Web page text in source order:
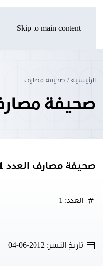
Skip to main content
الرئيسية صحيفة مصارف
صحيفة مصارف
صحيفة مصارف العدد 1
العدد: 1
تاريخ النشر: 2012-06-04